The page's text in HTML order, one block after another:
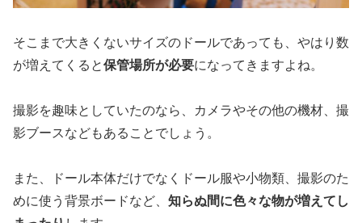
そこまで大きくないサイズのドールであっても、やはり数
が増えてくると保管場所が必要になってきますよね。
撮影を趣味としていたのなら、カメラやその他の機材、撮
影ブースなどもあることでしょう。
また、ドール本体だけでなくドール服や小物類、撮影のた
めに使う背景ボードなど、 知らぬ間に色々な物が増えてし